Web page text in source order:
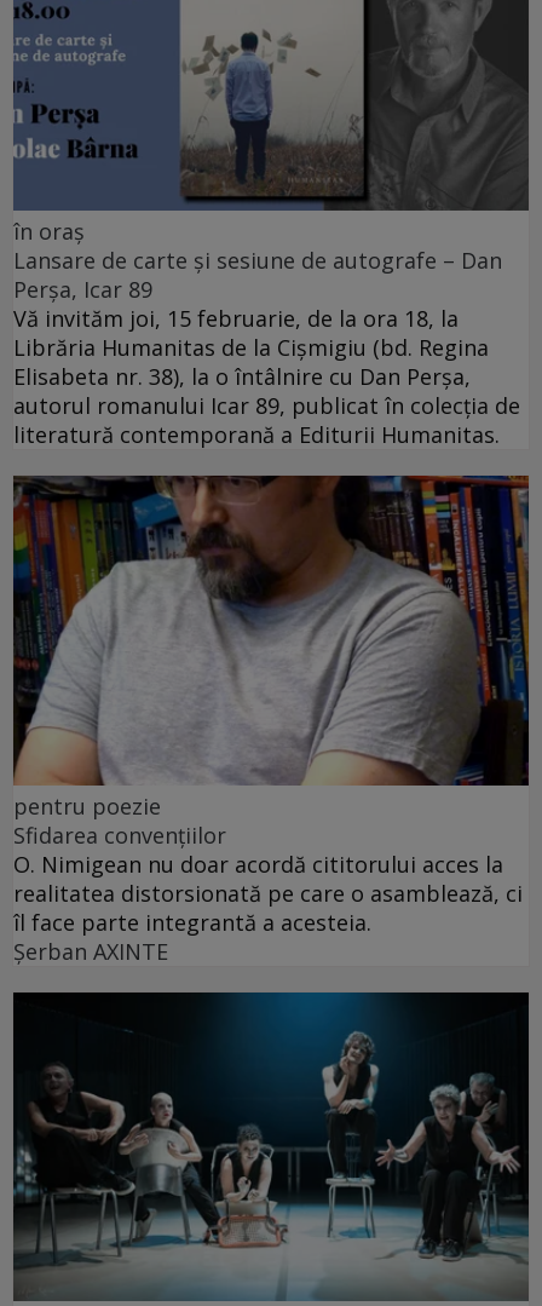
în oraș
Lansare de carte și sesiune de autografe – Dan
Perșa, Icar 89
Vă invităm joi, 15 februarie, de la ora 18, la
Librăria Humanitas de la Cişmigiu (bd. Regina
Elisabeta nr. 38), la o întâlnire cu Dan Perșa,
autorul romanului Icar 89, publicat în colecția de
literatură contemporană a Editurii Humanitas.
pentru poezie
Sfidarea convențiilor
O. Nimigean nu doar acordă cititorului acces la
realitatea distorsionată pe care o asamblează, ci
îl face parte integrantă a acesteia.
Şerban AXINTE